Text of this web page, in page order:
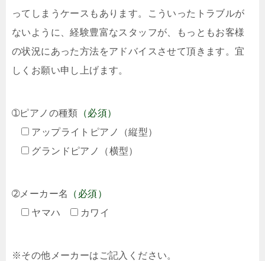
ってしまうケースもあります。こういったトラブルが
ないように、経験豊富なスタッフが、もっともお客様
の状況にあった方法をアドバイスさせて頂きます。宜
しくお願い申し上げます。
➀ピアノの種類 （必須）
アップライトピアノ（縦型）
グランドピアノ（横型）
➁メーカー名
（必須）
ヤマハ
カワイ
※その他メーカーはご記入ください。